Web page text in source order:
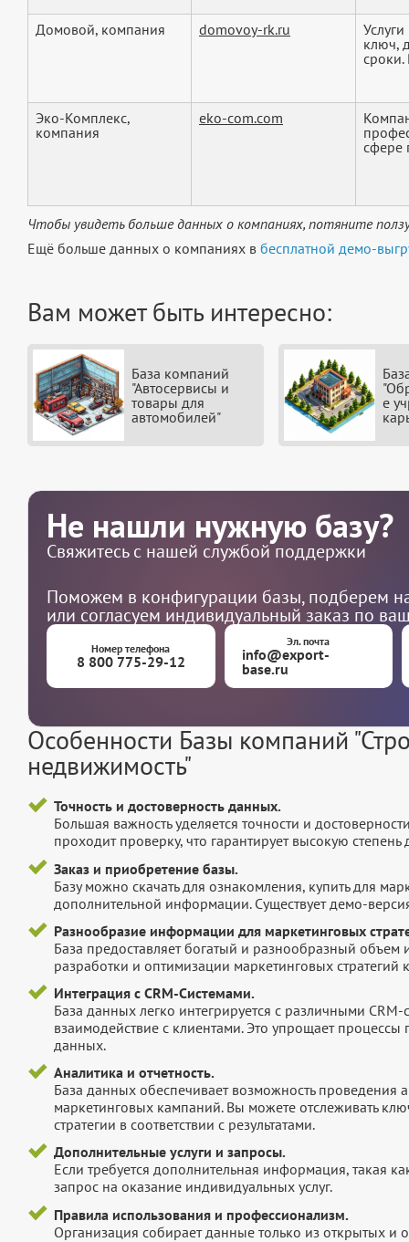
Домовой, компания domovoy-rk.ru
ключ,
сроки.
Эко-Комплекс,
компания
eko-com.com
сфере
Чтобы увидеть больше данных о компаниях, потяните
Ещё больше данных о компаниях в бесплатной демо-
Вам может быть интересно:
База компаний
"Автосервисы и
товары для
автомобилей"
е
Не нашли нужную базу?
Свяжитесь с нашей службой поддержки
Поможем в конфигурации базы, подберем
или согласуем индивидуальный заказ по
Номер телефона
8 800 775-29-12
Эл. почта
info@export-
base.ru
Особенности Базы компаний
недвижимость"
Точность и достоверность данных.
Большая важность уделяется точности и
проходит проверку, что гарантирует высокую
Заказ и приобретение базы.
Базу можно скачать для ознакомления, купить для
дополнительной информации. Существует демо-
Разнообразие информации для маркетинговых
База предоставляет богатый и разнообразный
разработки и оптимизации маркетинговых стратегий
Интеграция с CRM-Системами.
База данных легко интегрируется с различными
взаимодействие с клиентами. Это упрощает
данных.
Аналитика и отчетность.
База данных обеспечивает возможность проведения
маркетинговых кампаний. Вы можете отслеживать
стратегии в соответствии с результатами.
Дополнительные услуги и запросы.
Если требуется дополнительная информация, такая
запрос на оказание индивидуальных услуг.
Правила использования и профессионализм.
Организация собирает данные только из открытых и